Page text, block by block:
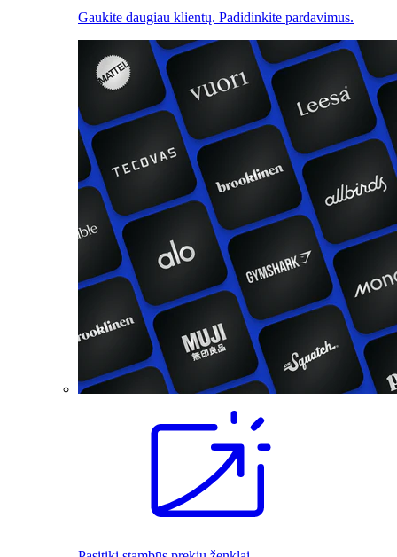
Gaukite daugiau klientų. Padidinkite pardavimus.